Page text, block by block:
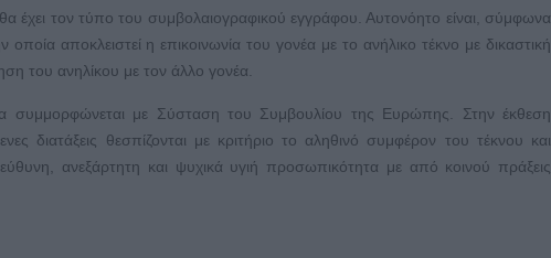
έχει τον τύπο του συμβολαιογραφικού εγγράφου. Αυτονόητο είναι, σύμφωνα
αποκλειστεί η επικοινωνία του γονέα με το ανήλικο τέκνο με δικαστική
του ανηλίκου με τον άλλο γονέα.
με Σύσταση του Συμβουλίου της Ευρώπης. Στην έκθεση
διατάξεις θεσπίζονται με κριτήριο το αληθινό συμφέρον του τέκνου και
ανεξάρτητη και ψυχικά υγιή προσωπικότητα με από κοινού πράξεις